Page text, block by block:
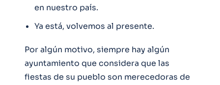
en nuestro país.
Ya está, volvemos al presente.
Por algún motivo, siempre hay algún
ayuntamiento que considera que las
fiestas de su pueblo son merecedoras de